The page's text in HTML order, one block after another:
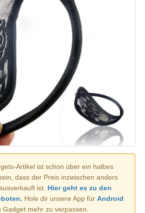
Artikel ist schon über ein halbes
dass der Preis inzwischen anders
ist. Hier geht es zu den
Hole dir unsere App für Android
Gadget mehr zu verpassen.